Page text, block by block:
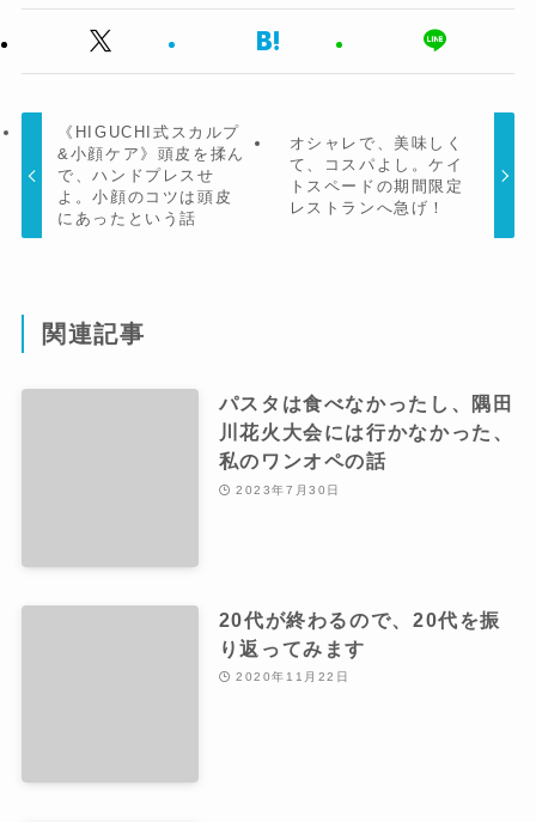
《HIGUCHI式スカルプ
&小顔ケア》頭皮を揉ん
で、ハンドプレスせ
よ。小顔のコツは頭皮
にあったという話
オシャレで、美味しく
て、コスパよし。ケイ
トスペードの期間限定
レストランへ急げ！
関連記事
パスタは食べなかったし、隅田
川花火大会には行かなかった、
私のワンオペの話
2023年7月30日
20代が終わるので、20代を振
り返ってみます
2020年11月22日